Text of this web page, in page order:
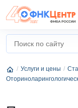
Услуги и цены